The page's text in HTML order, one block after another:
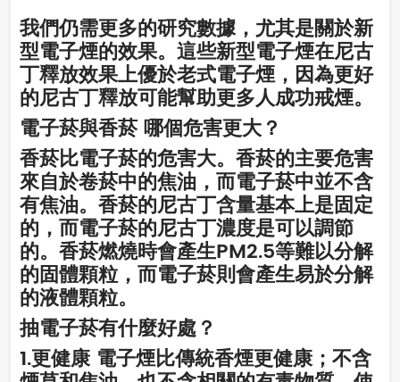
我們仍需更多的研究數據，尤其是關於新
型電子煙的效果。這些新型電子煙在尼古
丁釋放效果上優於老式電子煙，因為更好
的尼古丁釋放可能幫助更多人成功戒煙。
電子菸與香菸 哪個危害更大？
香菸比電子菸的危害大。香菸的主要危害
來自於卷菸中的焦油，而電子菸中並不含
有焦油。香菸的尼古丁含量基本上是固定
的，而電子菸的尼古丁濃度是可以調節
的。香菸燃燒時會產生PM2.5等難以分解
的固體顆粒，而電子菸則會產生易於分解
的液體顆粒。
抽電子菸有什麼好處？
1.更健康 電子煙比傳統香煙更健康；不含